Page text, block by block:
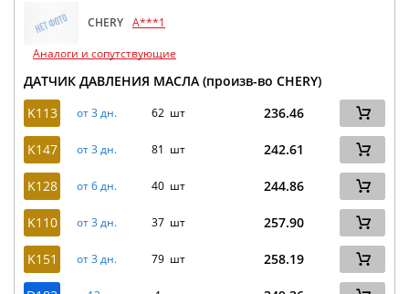
CHERY A***1
Аналоги и сопутствующие
ДАТЧИК ДАВЛЕНИЯ МАСЛА (произв-во CHERY)
K113
от 3 дн. 62 шт 236.46
K147 от 3 дн. 81 шт 242.61
K128 от 6 дн. 40 шт 244.86
K110 от 3 дн. 37 шт 257.90
K151 от 3 дн. 79 шт 258.19